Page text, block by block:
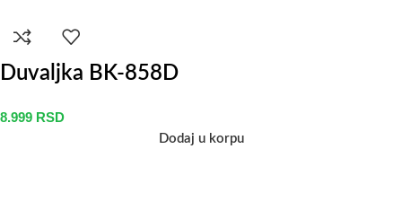
Duvaljka BK-858D
8.999 RSD
Dodaj u korpu